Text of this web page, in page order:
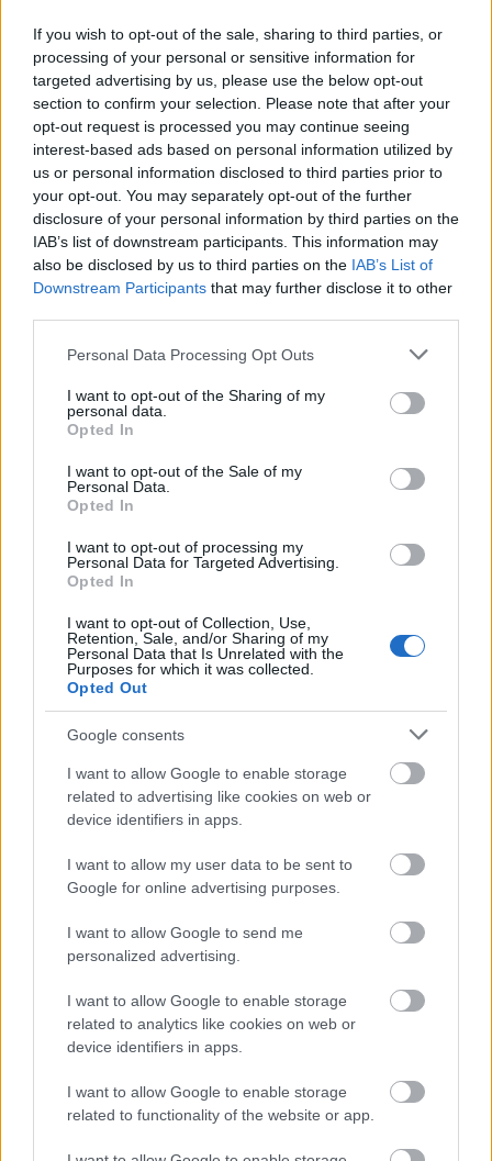
If you wish to opt-out of the sale, sharing to third parties, or
processing of your personal or sensitive information for
targeted advertising by us, please use the below opt-out
section to confirm your selection. Please note that after your
opt-out request is processed you may continue seeing
interest-based ads based on personal information utilized by
us or personal information disclosed to third parties prior to
your opt-out. You may separately opt-out of the further
disclosure of your personal information by third parties on the
IAB’s list of downstream participants. This information may
also be disclosed by us to third parties on the IAB’s List of
Downstream Participants that may further disclose it to other
Please note that this website/app uses one or more Google
not limited to your visit or usage behaviour. You may click to
grant or deny consent to Google and its third-party tags to
use your data for below specified purposes in below Google
consent section.
Personal Data Processing Opt Outs
I want to opt-out of the Sharing of my
personal data.
Opted In
I want to opt-out of the Sale of my
Personal Data.
Opted In
I want to opt-out of processing my
Personal Data for Targeted Advertising.
Opted In
I want to opt-out of Collection, Use,
Retention, Sale, and/or Sharing of my
Personal Data that Is Unrelated with the
Purposes for which it was collected.
Opted Out
Google consents
I want to allow Google to enable storage
related to advertising like cookies on web or
device identifiers in apps.
I want to allow my user data to be sent to
Google for online advertising purposes.
I want to allow Google to send me
personalized advertising.
I want to allow Google to enable storage
related to analytics like cookies on web or
device identifiers in apps.
I want to allow Google to enable storage
related to functionality of the website or app.
Zene Irodalom Presser Gábor Esterházy Péter
VECSEI H. MIKLÓS A ZSÁMBÉKI NYÁRI
SZÍNHÁZRÓL
IDÉN IS A GYEREK SZIGETTEL KEZDŐDIK A